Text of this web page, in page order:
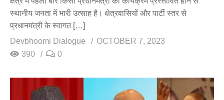
स्थानीय जनता में भारी उत्साह है। क्षेत्रवासियों और पार्टी स्तर से
प्रधानमंत्री के स्वागत […]
Devbhoomi Dialogue
OCTOBER 7, 2023
390
0